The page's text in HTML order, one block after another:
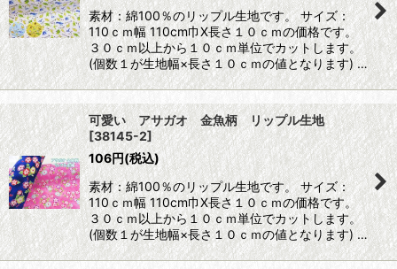
素材：綿100％のリップル生地です。 サイズ：
110ｃｍ幅 110cm巾X長さ１０ｃｍの価格です。
３０ｃｍ以上から１０ｃｍ単位でカットします。
(個数１が生地幅×長さ１０ｃｍの値となります) …
可愛い アサガオ 金魚柄 リップル生地
[38145-2]
106円(税込)
素材：綿100％のリップル生地です。 サイズ：
110ｃｍ幅 110cm巾X長さ１０ｃｍの価格です。
３０ｃｍ以上から１０ｃｍ単位でカットします。
(個数１が生地幅×長さ１０ｃｍの値となります) …